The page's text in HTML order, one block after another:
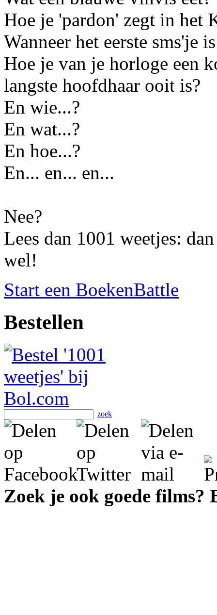
Hoe je 'pardon' zegt in het
Wanneer het eerste sms'je
Hoe je van je horloge een
langste hoofdhaar ooit is?
En wie...?
En wat...?
En hoe...?
En... en... en...
Nee?
Lees dan 1001 weetjes:
wel!
Start een BoekenBattle
Bestellen
zoek
Zoek je ook goede films?